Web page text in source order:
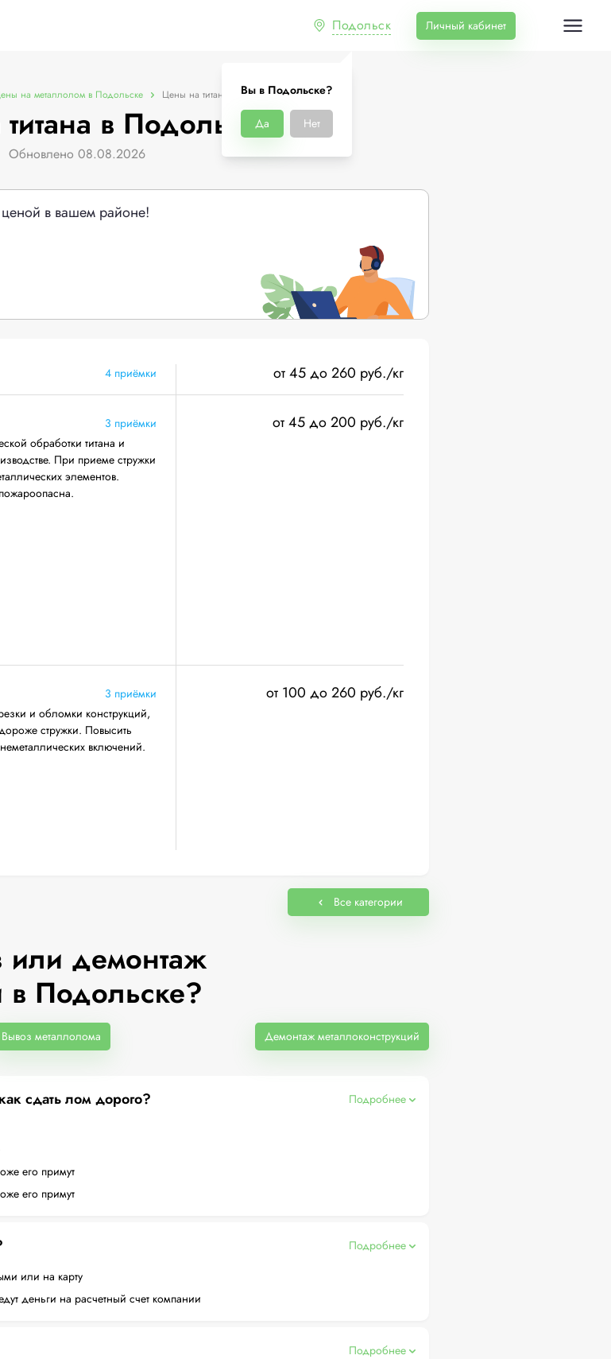
Подольск
Вы в Подольске?
Да Нет
Личный кабинет
на металлолом в Подольске Цены на титана
в Подольске
Обновлено 08.08.2026
в вашем районе!
4 приёмки от 45 до 260 руб./кг
3 приёмки
обработки титана и
При приеме стружки
элементов.
от 45 до 200 руб./кг
3 приёмки
и обломки конструкций,
стружки. Повысить
включений.
от 100 до 260 руб./кг
Все категории
или демонтаж
в Подольске?
Вывоз металлолома Демонтаж металлоконструкций
сдать лом дорого?
Подробнее
его примут
его примут
Подробнее
или на карту
деньги на расчетный счет компании
Подробнее